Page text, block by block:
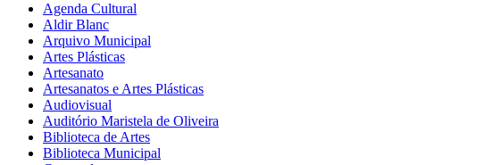
Agenda Cultural
Aldir Blanc
Arquivo Municipal
Artes Plásticas
Artesanato
Artesanatos e Artes Plásticas
Audiovisual
Auditório Maristela de Oliveira
Biblioteca de Artes
Biblioteca Municipal